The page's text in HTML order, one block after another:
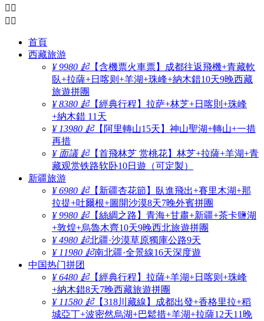
 
 
首頁
西藏旅游
¥ 9980 起【含機票火車票】成都往返飛機+青藏軟
臥+拉薩+日喀则+羊湖+珠峰+納木錯10天9晚西藏
旅遊拼團
¥ 8380 起【經典行程】拉萨+林芝+日喀則+珠峰
+納木錯 11天
¥ 13980 起【阿里轉山15天】神山聖湖+轉山+一措
再措
¥ 面議 起【首飛林芝 赏桃花】林芝+拉薩+羊湖+青
藏观赏铁路软卧10日遊（可定製）
新疆旅游
¥ 6980 起【新疆杏花節】臥進飛出+賽里木湖+那
拉提+吐爾根+圖開沙漠8天7晚外賓拼團
¥ 9980 起【絲綢之路】青海+甘肅+新疆+茶卡鹽湖
+敦煌+烏魯木齊10天9晚西北旅遊拼團
¥ 4980 起北疆·沙漠草原獨庫公路9天
¥ 11980 起南北疆·全景線16天深度遊
中国热门拼团
¥ 6480 起【經典行程】拉薩+羊湖+日喀则+珠峰
+納木錯8天7晚西藏旅遊拼團
¥ 11580 起【318川藏線】成都出發+香格里拉+稻
城亞丁+波密然烏湖+巴鬆措+羊湖+拉薩12天11晚